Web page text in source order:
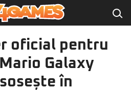
oficial pentru
Galaxy
în